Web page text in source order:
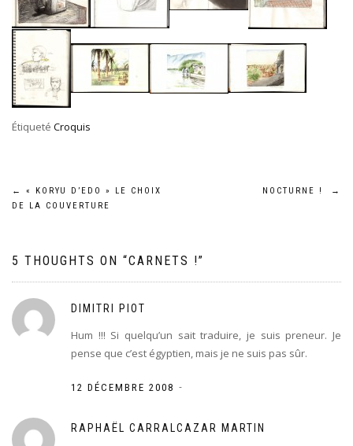
Étiqueté Croquis
Navigation
l’article
←
« KORYU D’EDO » LE CHOIX
DE LA COUVERTURE
NOCTURNE ! →
5 THOUGHTS ON “CARNETS !”
DIMITRI PIOT
Hum !!! Si quelqu’un sait traduire, je suis preneur. Je
pense que c’est égyptien, mais je ne suis pas sûr.
12 DÉCEMBRE 2008 -
RAPHAËL CARRALCAZAR MARTIN